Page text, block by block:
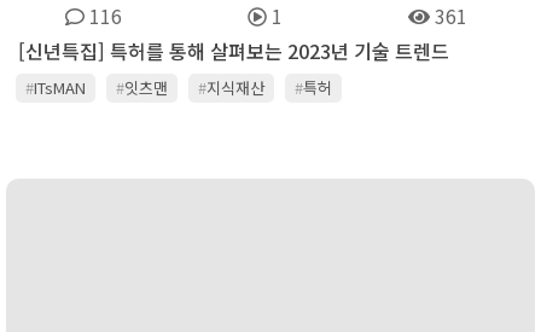
116 1
361
[신년특집] 특허를 통해 살펴보는 2023년 기술 트렌드
#ITsMAN #잇츠맨 #지식재산 #특허